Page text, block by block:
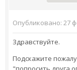
Опубликовано: 27
Здравствуйте.
Подскажите